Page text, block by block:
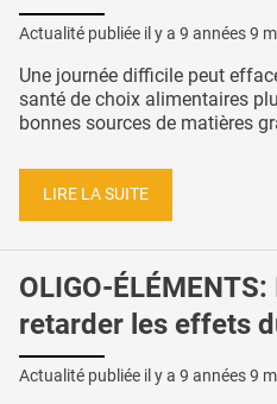
Actualité publiée il y a 9 années 9
Une journée difficile peut
santé de choix alimentaires
bonnes sources de matières
LIRE LA SUITE
OLIGO-
retarder les effets
Actualité publiée il y a 9 années 9